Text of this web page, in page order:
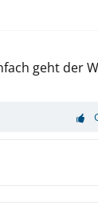
geht der